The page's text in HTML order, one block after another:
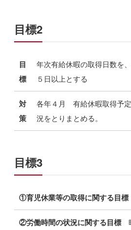
目標2
目
標
年次有給休暇の取得日数を
５日以上とする
対
策
各年４月 有給休暇取得予
況をとりまとめる。
目標3
①育児休業等の取得に関する目標
②労働時間の状況に関する目標時